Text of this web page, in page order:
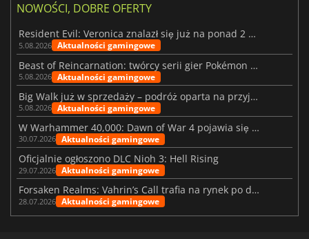
NOWOŚCI, DOBRE OFERTY
Resident Evil: Veronica znalazł się już na ponad 2 milionach list życzeń
5.08.2026 Aktualności gamingowe
Beast of Reincarnation: twórcy serii gier Pokémon wkraczają na nową ścieżkę
5.08.2026 Aktualności gamingowe
Big Walk już w sprzedaży – podróż oparta na przyjaźni
5.08.2026 Aktualności gamingowe
W Warhammer 40,000: Dawn of War 4 pojawia się frakcja Nekronów
30.07.2026 Aktualności gamingowe
Oficjalnie ogłoszono DLC Nioh 3: Hell Rising
29.07.2026 Aktualności gamingowe
Forsaken Realms: Vahrin’s Call trafia na rynek po dziesięciu latach prac
28.07.2026 Aktualności gamingowe